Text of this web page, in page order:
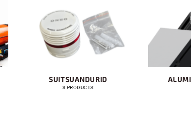
SUITSUANDURID
3 PRODUCTS